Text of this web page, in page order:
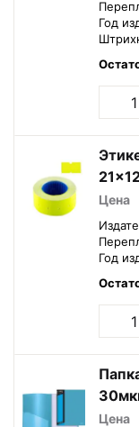
Год
Цена
Год
Папка 10 файлов A4 Juicy
Цена